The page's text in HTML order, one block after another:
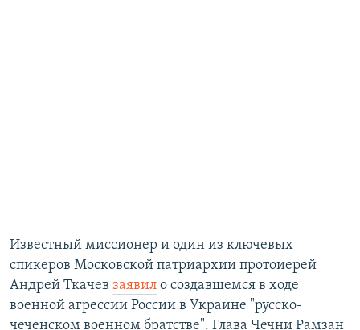
Известный миссионер и один из ключевых
спикеров Московской патриархии протоиерей
Андрей Ткачев заявил о создавшемся в ходе
военной агрессии России в Украине "русско-
чеченском военном братстве". Глава Чечни Рамзан